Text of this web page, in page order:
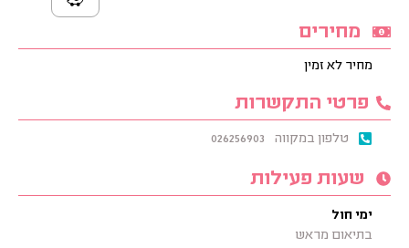
מחירים
מחיר לא זמין
פרטי התקשרות
טלפון במקווה 026256903
שעות פעילות
ימי חול
בתיאום מראש